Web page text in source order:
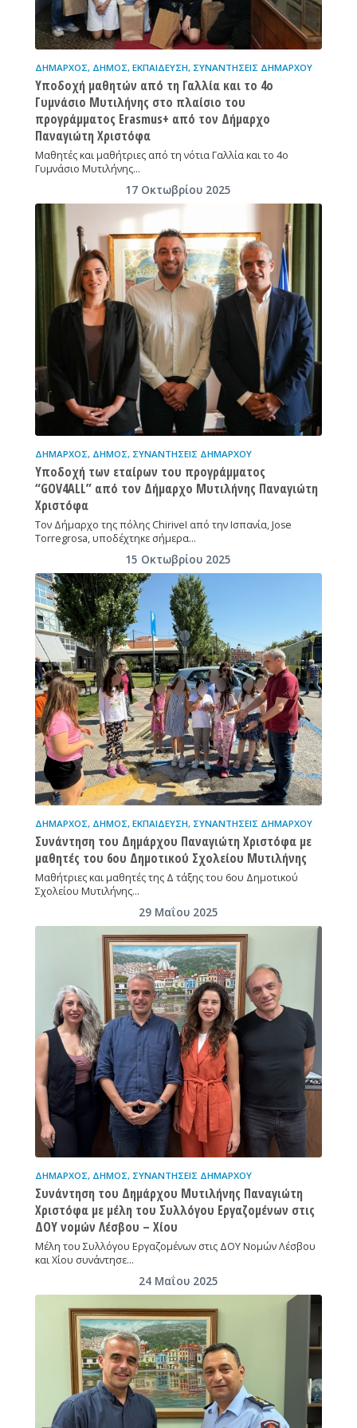
ΔΉΜΑΡΧΟΣ, ΔΉΜΟΣ, ΕΚΠΑΊΔΕΥΣΗ, ΣΥΝΑΝΤΉΣΕΙΣ ΔΗΜΆΡΧΟΥ
Υποδοχή μαθητών από τη Γαλλία και το 4ο
Γυμνάσιο Μυτιλήνης στο πλαίσιο του
προγράμματος Erasmus+ από τον Δήμαρχο
Παναγιώτη Χριστόφα
Μαθητές και μαθήτριες από τη νότια Γαλλία και το 4ο
Γυμνάσιο Μυτιλήνης…
17 Οκτωβρίου 2025
ΔΉΜΑΡΧΟΣ, ΔΉΜΟΣ, ΣΥΝΑΝΤΉΣΕΙΣ ΔΗΜΆΡΧΟΥ
Υποδοχή των εταίρων του προγράμματος
“GOV4ΑLL” από τον Δήμαρχο Μυτιλήνης Παναγιώτη
Χριστόφα
Τον Δήμαρχο της πόλης ChiriveI από την Ισπανία, Jose
Torregrosa, υποδέχτηκε σήμερα…
15 Οκτωβρίου 2025
ΔΉΜΑΡΧΟΣ, ΔΉΜΟΣ, ΕΚΠΑΊΔΕΥΣΗ, ΣΥΝΑΝΤΉΣΕΙΣ ΔΗΜΆΡΧΟΥ
Συνάντηση του Δημάρχου Παναγιώτη Χριστόφα με
μαθητές του 6ου Δημοτικού Σχολείου Μυτιλήνης
Μαθήτριες και μαθητές της Δ τάξης του 6ου Δημοτικού
Σχολείου Μυτιλήνης…
29 Μαΐου 2025
ΔΉΜΑΡΧΟΣ, ΔΉΜΟΣ, ΣΥΝΑΝΤΉΣΕΙΣ ΔΗΜΆΡΧΟΥ
Συνάντηση του Δημάρχου Μυτιλήνης Παναγιώτη
Χριστόφα με μέλη του Συλλόγου Εργαζομένων στις
ΔΟΥ νομών Λέσβου – Χίου
Μέλη του Συλλόγου Εργαζομένων στις ΔΟΥ Νομών Λέσβου
και Χίου συνάντησε…
24 Μαΐου 2025